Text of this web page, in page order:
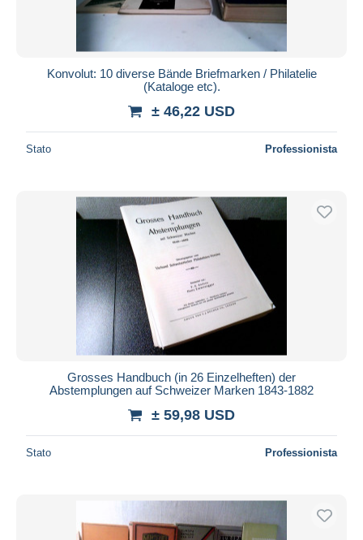
Konvolut: 10 diverse Bände Briefmarken / Philatelie
(Kataloge etc).
± 46,22 USD
Stato Professionista
Grosses Handbuch (in 26 Einzelheften) der
Abstemplungen auf Schweizer Marken 1843-1882
± 59,98 USD
Stato Professionista